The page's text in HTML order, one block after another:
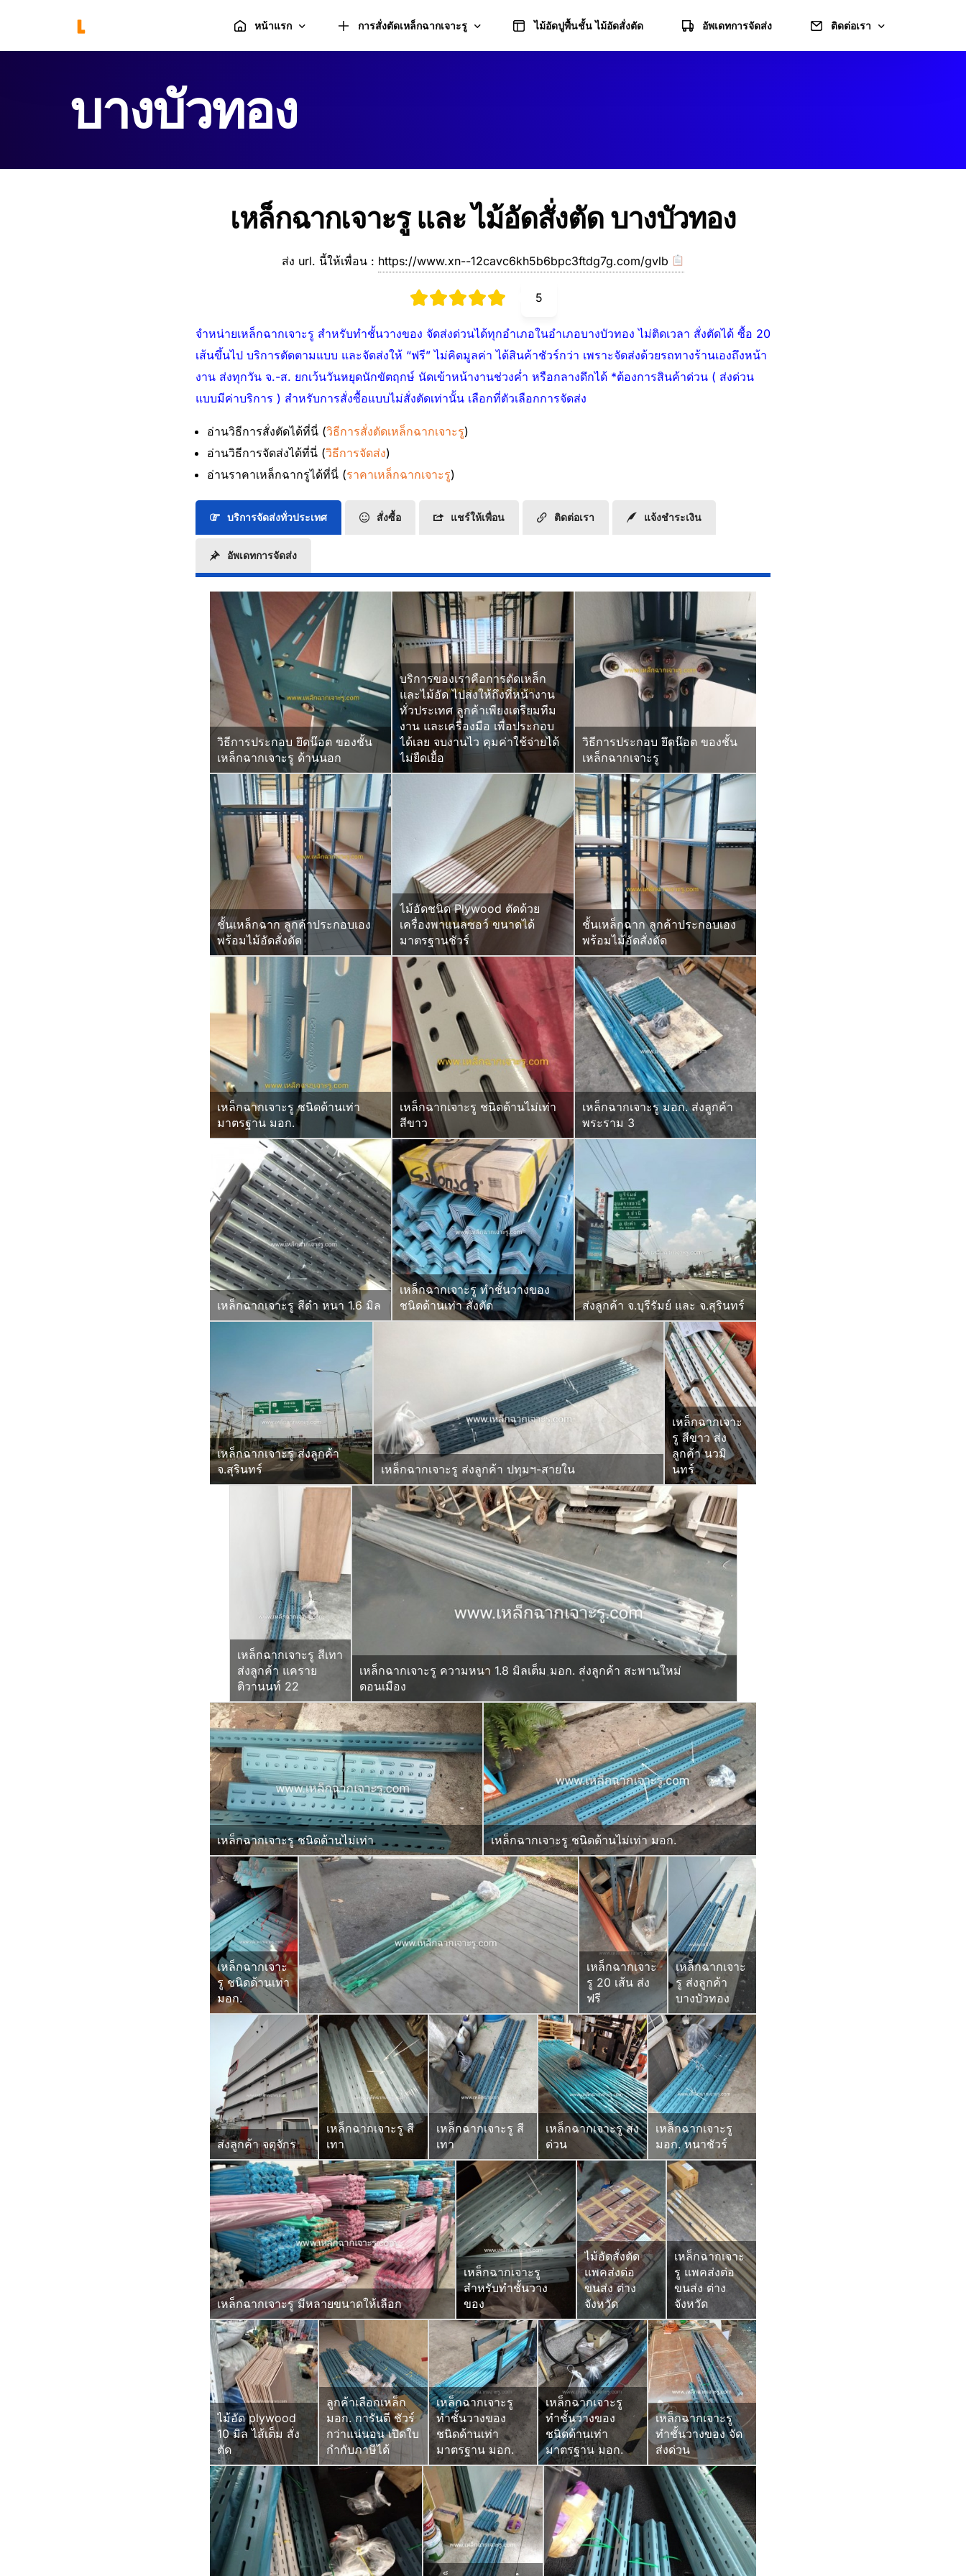
หน้าแรก
ตะกร้าสินค้า
เหล็กฉากเจาะรู ชนิดด้านไม่เท่า และอุปกรณ์
การสั่งตัดเหล็กฉากเจาะรู ไม้อัดปูพื้นชั้น ไม้อัดสั่งตัด อัพเดทการจัดส่ง ติดต่อเรา
บางบัวทอง
เหล็กฉากเจาะรู และ ไม้อัดสั่งตัด บางบัวทอง
ส่ง url. นี้ให้เพื่อน : https://www.xn--12cavc6kh5b6bpc3ftdg7g.com/gvlb
5
จำหน่ายเหล็กฉากเจาะรู สำหรับทำชั้นวางของ จัดส่งด่วนได้ทุกอำเภอในอำเภอบางบัวทอง ไม่ติดเวลา สั่งตัดได้ ซื้อ 20
เส้นขึ้นไป บริการตัดตามแบบ และจัดส่งให้ “ฟรี” ไม่คิดมูลค่า ได้สินค้าชัวร์กว่า เพราะจัดส่งด้วยรถทางร้านเองถึงหน้า
งาน ส่งทุกวัน จ.-ส. ยกเว้นวันหยุดนักขัตฤกษ์ นัดเข้าหน้างานช่วงค่ำ หรือกลางดึกได้ *ต้องการสินค้าด่วน ( ส่งด่วน
แบบมีค่าบริการ ) สำหรับการสั่งซื้อแบบไม่สั่งตัดเท่านั้น เลือกที่ตัวเลือกการจัดส่ง
อ่านวิธีการสั่งตัดได้ที่นี่ (วิธีการสั่งตัดเหล็กฉากเจาะรู)
อ่านวิธีการจัดส่งได้ที่นี่ (วิธีการจัดส่ง)
อ่านราคาเหล็กฉากรูได้ที่นี่ (ราคาเหล็กฉากเจาะรู)
บริการจัดส่งทั่วประเทศ สั่งซื้อ แชร์ให้เพื่อน ติดต่อเรา แจ้งชำระเงิน
อัพเดทการจัดส่ง
วิธีการประกอบ ยึดน๊อต ของชั้น
เหล็กฉากเจาะรู ด้านนอก
บริการของเราคือการตัดเหล็ก
และไม้อัด ไปส่งให้ถึงที่หน้างาน
ทั่วประเทศ ลูกค้าเพียงเตรียมทีม
งาน และเครื่องมือ เพื่อประกอบ
ได้เลย จบงานไว คุมค่าใช้จ่ายได้
ไม่ยืดเยื้อ
วิธีการประกอบ ยึดน๊อต ของชั้น
เหล็กฉากเจาะรู
ชั้นเหล็กฉาก ลูกค้าประกอบเอง
พร้อมไม้อัดสั่งตัด
ไม้อัดชนิด Plywood ตัดด้วย
เครื่องพาแนลซอว์ ขนาดได้
มาตรฐานชัวร์
ชั้นเหล็กฉาก ลูกค้าประกอบเอง
พร้อมไม้อัดสั่งตัด
เหล็กฉากเจาะรู ชนิดด้านเท่า
มาตรฐาน มอก.
เหล็กฉากเจาะรู ชนิดด้านไม่เท่า
สีขาว
เหล็กฉากเจาะรู มอก. ส่งลูกค้า
พระราม 3
เหล็กฉากเจาะรู สีดำ หนา 1.6 มิล
เหล็กฉากเจาะรู ทำชั้นวางของ
ชนิดด้านเท่า สั่งตัด
ส่งลูกค้า จ.บุรีรัมย์ และ จ.สุรินทร์
เหล็กฉากเจาะรู ส่งลูกค้า
จ.สุรินทร์
เหล็กฉากเจาะรู ส่งลูกค้า ปทุมฯ-สายใน
เหล็กฉากเจาะ
รู สีขาว ส่ง
ลูกค้า นวมิ
นทร์
เหล็กฉากเจาะรู สีเทา
ส่งลูกค้า แคราย
ติวานนท์ 22
เหล็กฉากเจาะรู ความหนา 1.8 มิลเต็ม มอก. ส่งลูกค้า สะพานใหม่
ดอนเมือง
เหล็กฉากเจาะรู ชนิดด้านไม่เท่า เหล็กฉากเจาะรู ชนิดด้านไม่เท่า มอก.
เหล็กฉากเจาะ
รู ชนิดด้านเท่า
มอก.
เหล็กฉากเจาะ
รู 20 เส้น ส่ง
ฟรี
เหล็กฉากเจาะ
รู ส่งลูกค้า
บางบัวทอง
ส่งลูกค้า จตุจักร
เหล็กฉากเจาะรู สี
เทา
เหล็กฉากเจาะรู สี
เทา
เหล็กฉากเจาะรู ส่ง
ด่วน
เหล็กฉากเจาะรู
มอก. หนาชัวร์
เหล็กฉากเจาะรู มีหลายขนาดให้เลือก
เหล็กฉากเจาะรู
สำหรับทำชั้นวาง
ของ
ไม้อัดสั่งตัด
แพคส่งต่อ
ขนส่ง ต่าง
จังหวัด
เหล็กฉากเจาะ
รู แพคส่งต่อ
ขนส่ง ต่าง
จังหวัด
ไม้อัด plywood
10 มิล ไส้เต็ม สั่ง
ตัด
ลูกค้าเลือกเหล็ก
มอก. การันตี ชัวร์
กว่าแน่นอน เปิดใบ
กำกับภาษีได้
เหล็กฉากเจาะรู
ทำชั้นวางของ
ชนิดด้านเท่า
มาตรฐาน มอก.
เหล็กฉากเจาะรู
ทำชั้นวางของ
ชนิดด้านเท่า
มาตรฐาน มอก.
เหล็กฉากเจาะรู
ทำชั้นวางของ จัด
ส่งด่วน